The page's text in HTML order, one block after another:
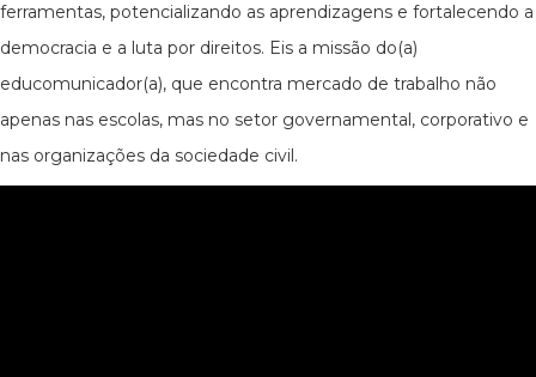
ferramentas, potencializando as aprendizagens e fortalecendo a
democracia e a luta por direitos. Eis a missão do(a)
educomunicador(a), que encontra mercado de trabalho não
apenas nas escolas, mas no setor governamental, corporativo e
nas organizações da sociedade civil.